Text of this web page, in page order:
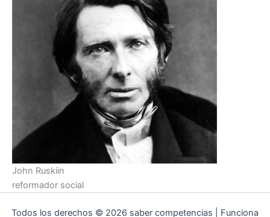
John Ruskiin
reformador social​
Todos los derechos © 2026 saber competencias | Funciona